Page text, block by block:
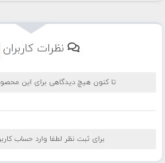
نظرات
تا کنون هیچ دیدگاهی برای این
برای ثبت نظر لطفا وارد حساب